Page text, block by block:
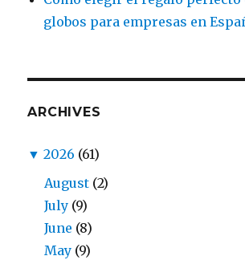
globos para empresas en
ARCHIVES
▼ 2026 (61)
August (2)
July (9)
June (8)
May (9)